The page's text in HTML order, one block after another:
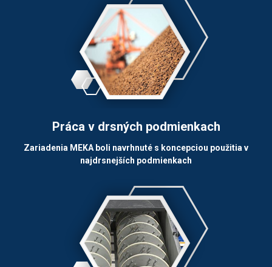
Práca v drsných podmienkach
Zariadenia MEKA boli navrhnuté s koncepciou použitia v
najdrsnejších podmienkach